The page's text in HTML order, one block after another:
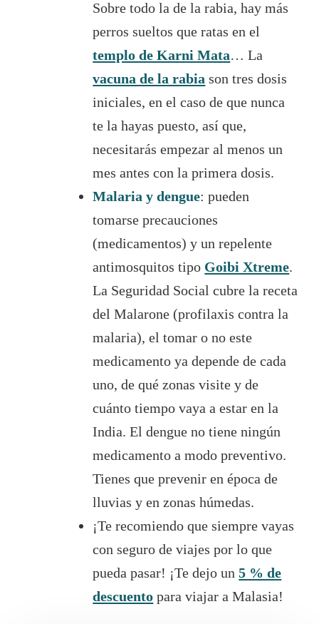
Sobre todo la de la rabia, hay más
perros sueltos que ratas en el
templo de Karni Mata… La
vacuna de la rabia son tres dosis
iniciales, en el caso de que nunca
te la hayas puesto, así que,
necesitarás empezar al menos un
mes antes con la primera dosis.
Malaria y dengue: pueden
tomarse precauciones
(medicamentos) y un repelente
antimosquitos tipo Goibi Xtreme.
La Seguridad Social cubre la receta
del Malarone (profilaxis contra la
malaria), el tomar o no este
medicamento ya depende de cada
uno, de qué zonas visite y de
cuánto tiempo vaya a estar en la
India. El dengue no tiene ningún
medicamento a modo preventivo.
Tienes que prevenir en época de
lluvias y en zonas húmedas.
¡Te recomiendo que siempre vayas
con seguro de viajes por lo que
pueda pasar! ¡Te dejo un5 % de
descuento para viajar a Malasia!